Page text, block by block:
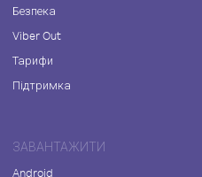
Безпека
Viber Out
Тарифи
Підтримка
ЗАВАНТАЖИТИ
Android